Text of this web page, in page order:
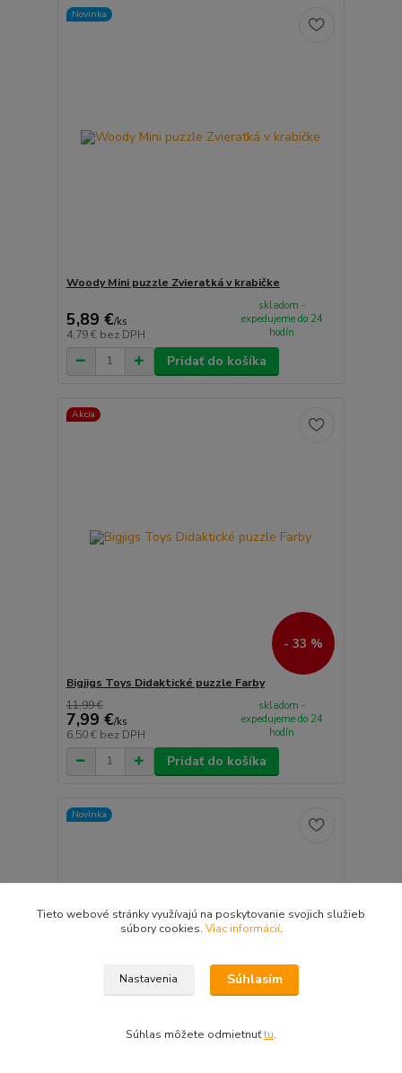
Novinka
Woody Mini puzzle Zvieratká v krabičke
5,89 €/ks
4,79 € bez DPH
skladom -
expedujeme do 24
hodín
Pridať do košíka
Akcia
- 33 %
Bigjigs Toys Didaktické puzzle Farby
11,99 €
7,99 €/ks
6,50 € bez DPH
skladom -
expedujeme do 24
hodín
Pridať do košíka
Novinka
Tieto webové stránky využívajú na poskytovanie svojich služieb
súbory cookies. Viac informácií.
Nastavenia Súhlasím
Súhlas môžete odmietnuťtu.